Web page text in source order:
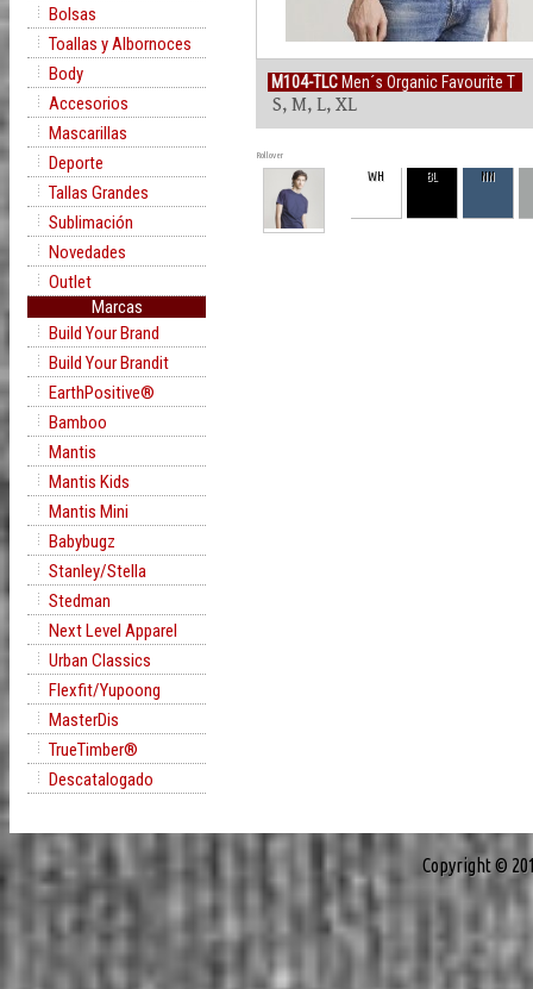
Bolsas
Toallas y Albornoces
Body
Accesorios
Mascarillas
Deporte
Tallas Grandes
Sublimación
Novedades
Outlet
Marcas
Build Your Brand
Build Your Brandit
EarthPositive®
Bamboo
Mantis
Mantis Kids
Mantis Mini
Babybugz
Stanley/Stella
Stedman
Next Level Apparel
Urban Classics
Flexfit/Yupoong
MasterDis
TrueTimber®
Descatalogado
M104-TLC Men´s Organic Favourite T
S, M, L, XL
Rollover
WH BL NN
Copyright ©